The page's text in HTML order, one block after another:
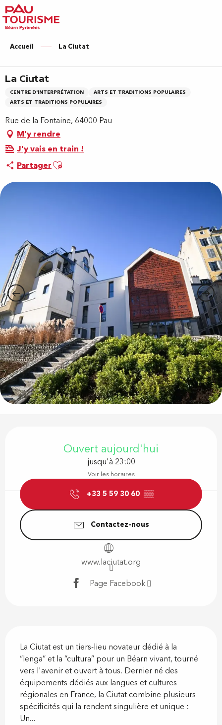
Aller
au
contenu
principal
Accueil La Ciutat
La Ciutat
CENTRE D'INTERPRÉTATION
ARTS ET TRADITIONS POPULAIRES
ARTS ET TRADITIONS POPULAIRES
Rue de la Fontaine, 64000 Pau
M'y rendre
J'y vais en train !
PartagerAjouter aux favoris
Ouvert aujourd'hui
jusqu'à 23:00
Voir les horaires
+33 5 59 30 60 ▒▒
Contactez-nous
www.laciutat.org
Page Facebook
La Ciutat est un tiers-lieu novateur dédié à la
“lenga” et la “cultura” pour un Béarn vivant, tourné
vers l'avenir et ouvert à tous. Dernier né des
équipements dédiés aux langues et cultures
régionales en France, la Ciutat combine plusieurs
spécificités qui la rendent singulière et unique :
Un...